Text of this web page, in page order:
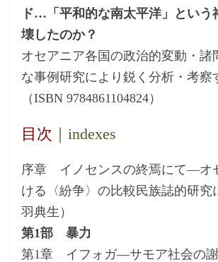
ド…「平和的な南太平洋」という
壊したのか？
オセアニア各国の政治的変動・諸
な事例研究により鋭く分析・考察
（ISBN 9784861104824）
目次 ｜indexes
序章 イノセンスの終焉にて―オ
ける〈紛争〉の比較民族誌的研究
羽典生）
第1部 暴力
第1章 イフォガ―サモア社会の